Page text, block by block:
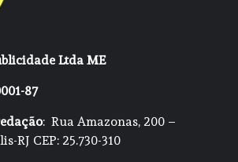
Ltda ME
87
: Rua Amazonas, 200 –
RJ CEP: 25.730-310